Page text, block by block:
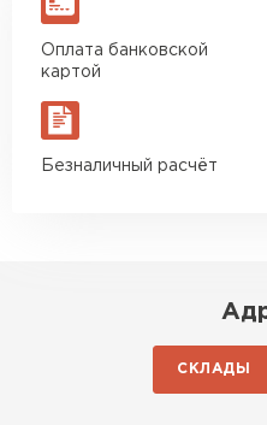
Оплата банковской
картой
Безналичный расчёт
СКЛАДЫ